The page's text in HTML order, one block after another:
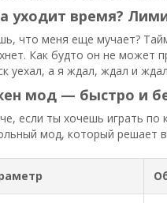
уходит время?
что меня еще мучает?
Как будто он не может
уехал, а я ждал, ждал и
мод — быстро и
если ты хочешь играть по
мод, который решает